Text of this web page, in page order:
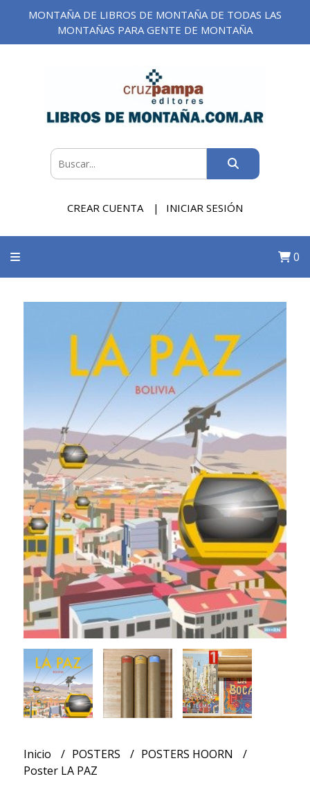
MONTAÑA DE LIBROS DE MONTAÑA DE TODAS LAS
MONTAÑAS PARA GENTE DE MONTAÑA
CREAR CUENTA INICIAR SESIÓN
0
Inicio POSTERS
POSTERS HOORN
Poster LA PAZ